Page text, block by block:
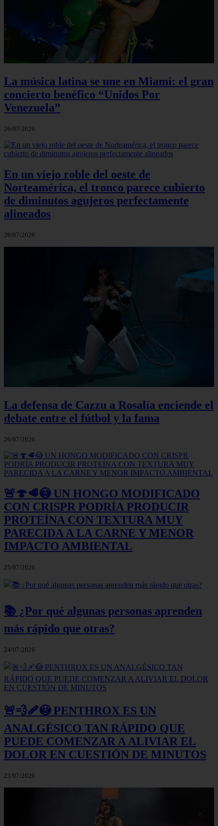
La música latina se une en Miami: el gran
concierto benéfico “Unidos Por
Venezuela”
26/07/2026
En un viejo roble del oeste de
Norteamérica, el tronco parece cubierto
de diminutos agujeros perfectamente
alineados
26/07/2026
La defensa de Cazzu a Rosalía enciende el
debate entre el fútbol y la fama
26/07/2026
🚨🍄🥩😳 UN HONGO MODIFICADO
CON CRISPR PODRÍA PRODUCIR
PROTEÍNA CON TEXTURA MUY
PARECIDA A LA CARNE Y MENOR
IMPACTO AMBIENTAL
25/07/2026
📚 ¿Por qué algunas personas aprenden
más rápido que otras?
24/07/2026
🚨💨🩹😳 PENTHROX ES UN
ANALGÉSICO TAN RÁPIDO QUE
PUEDE COMENZAR A ALIVIAR EL
DOLOR EN CUESTIÓN DE MINUTOS
23/07/2026